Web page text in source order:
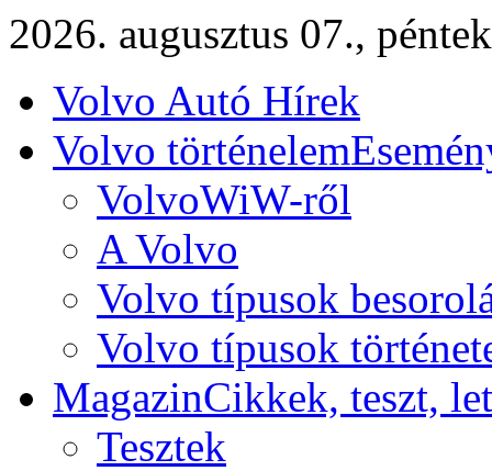
2026. augusztus 07., péntek
Volvo Autó Hírek
Volvo történelem
VolvoWiW-ről
A Volvo
Volvo típusok
Volvo típusok
MagazinCikkek, teszt,
Tesztek